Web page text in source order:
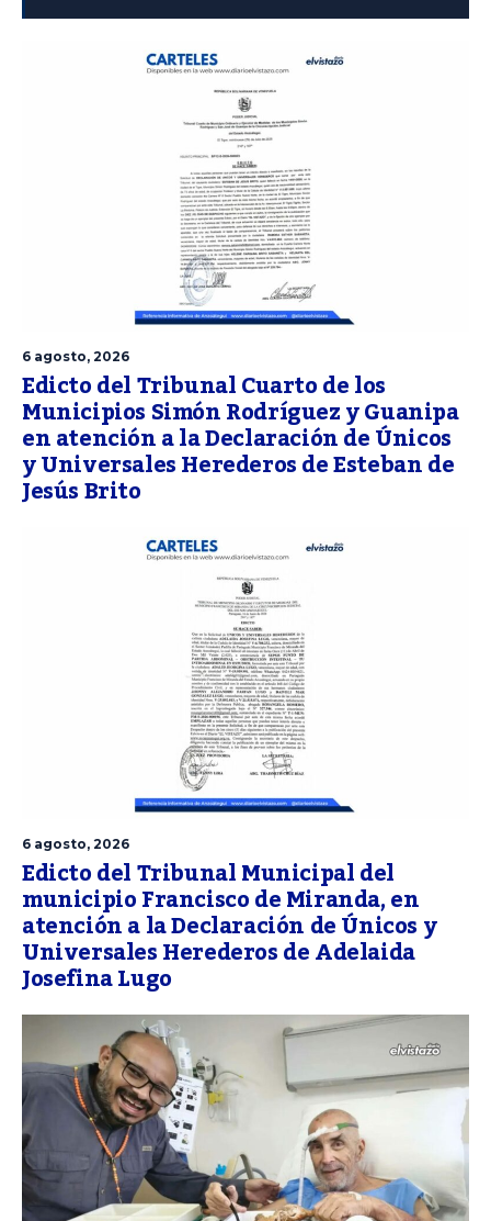
6 agosto, 2026
Edicto del Tribunal Cuarto de los
Municipios Simón Rodríguez y Guanipa
en atención a la Declaración de Únicos
y Universales Herederos de Esteban de
Jesús Brito
6 agosto, 2026
Edicto del Tribunal Municipal del
municipio Francisco de Miranda, en
atención a la Declaración de Únicos y
Universales Herederos de Adelaida
Josefina Lugo